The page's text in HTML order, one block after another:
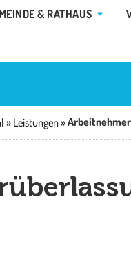
& RATHAUS
» Leistungen»